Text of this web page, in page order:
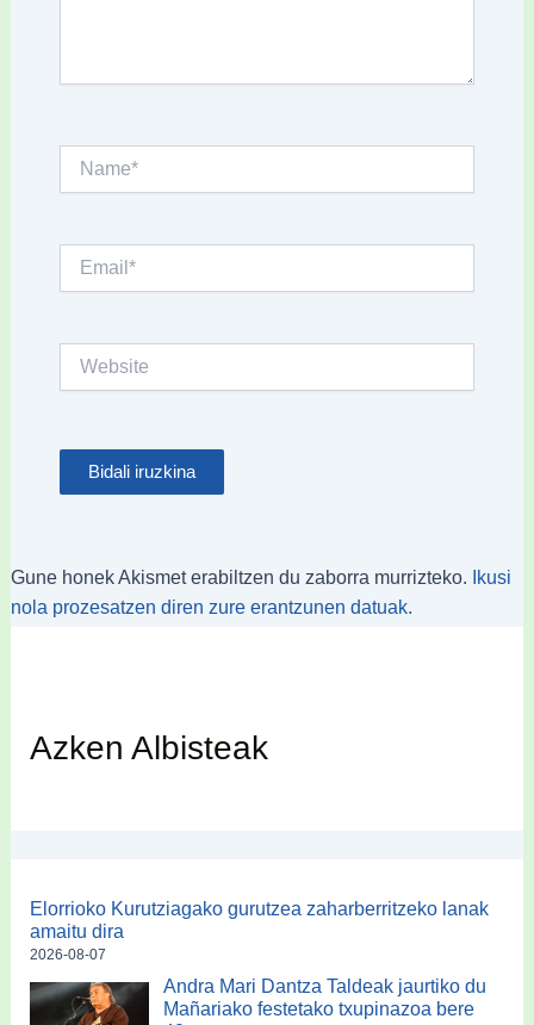
Name*
Gune honek Akismet erabiltzen du zaborra murrizteko.
Ikusi
nola prozesatzen diren zure erantzunen datuak.
Azken Albisteak
Elorrioko Kurutziagako gurutzea zaharberritzeko lanak
amaitu dira
2026-08-07
Andra Mari Dantza Taldeak jaurtiko du
Mañariako festetako txupinazoa bere